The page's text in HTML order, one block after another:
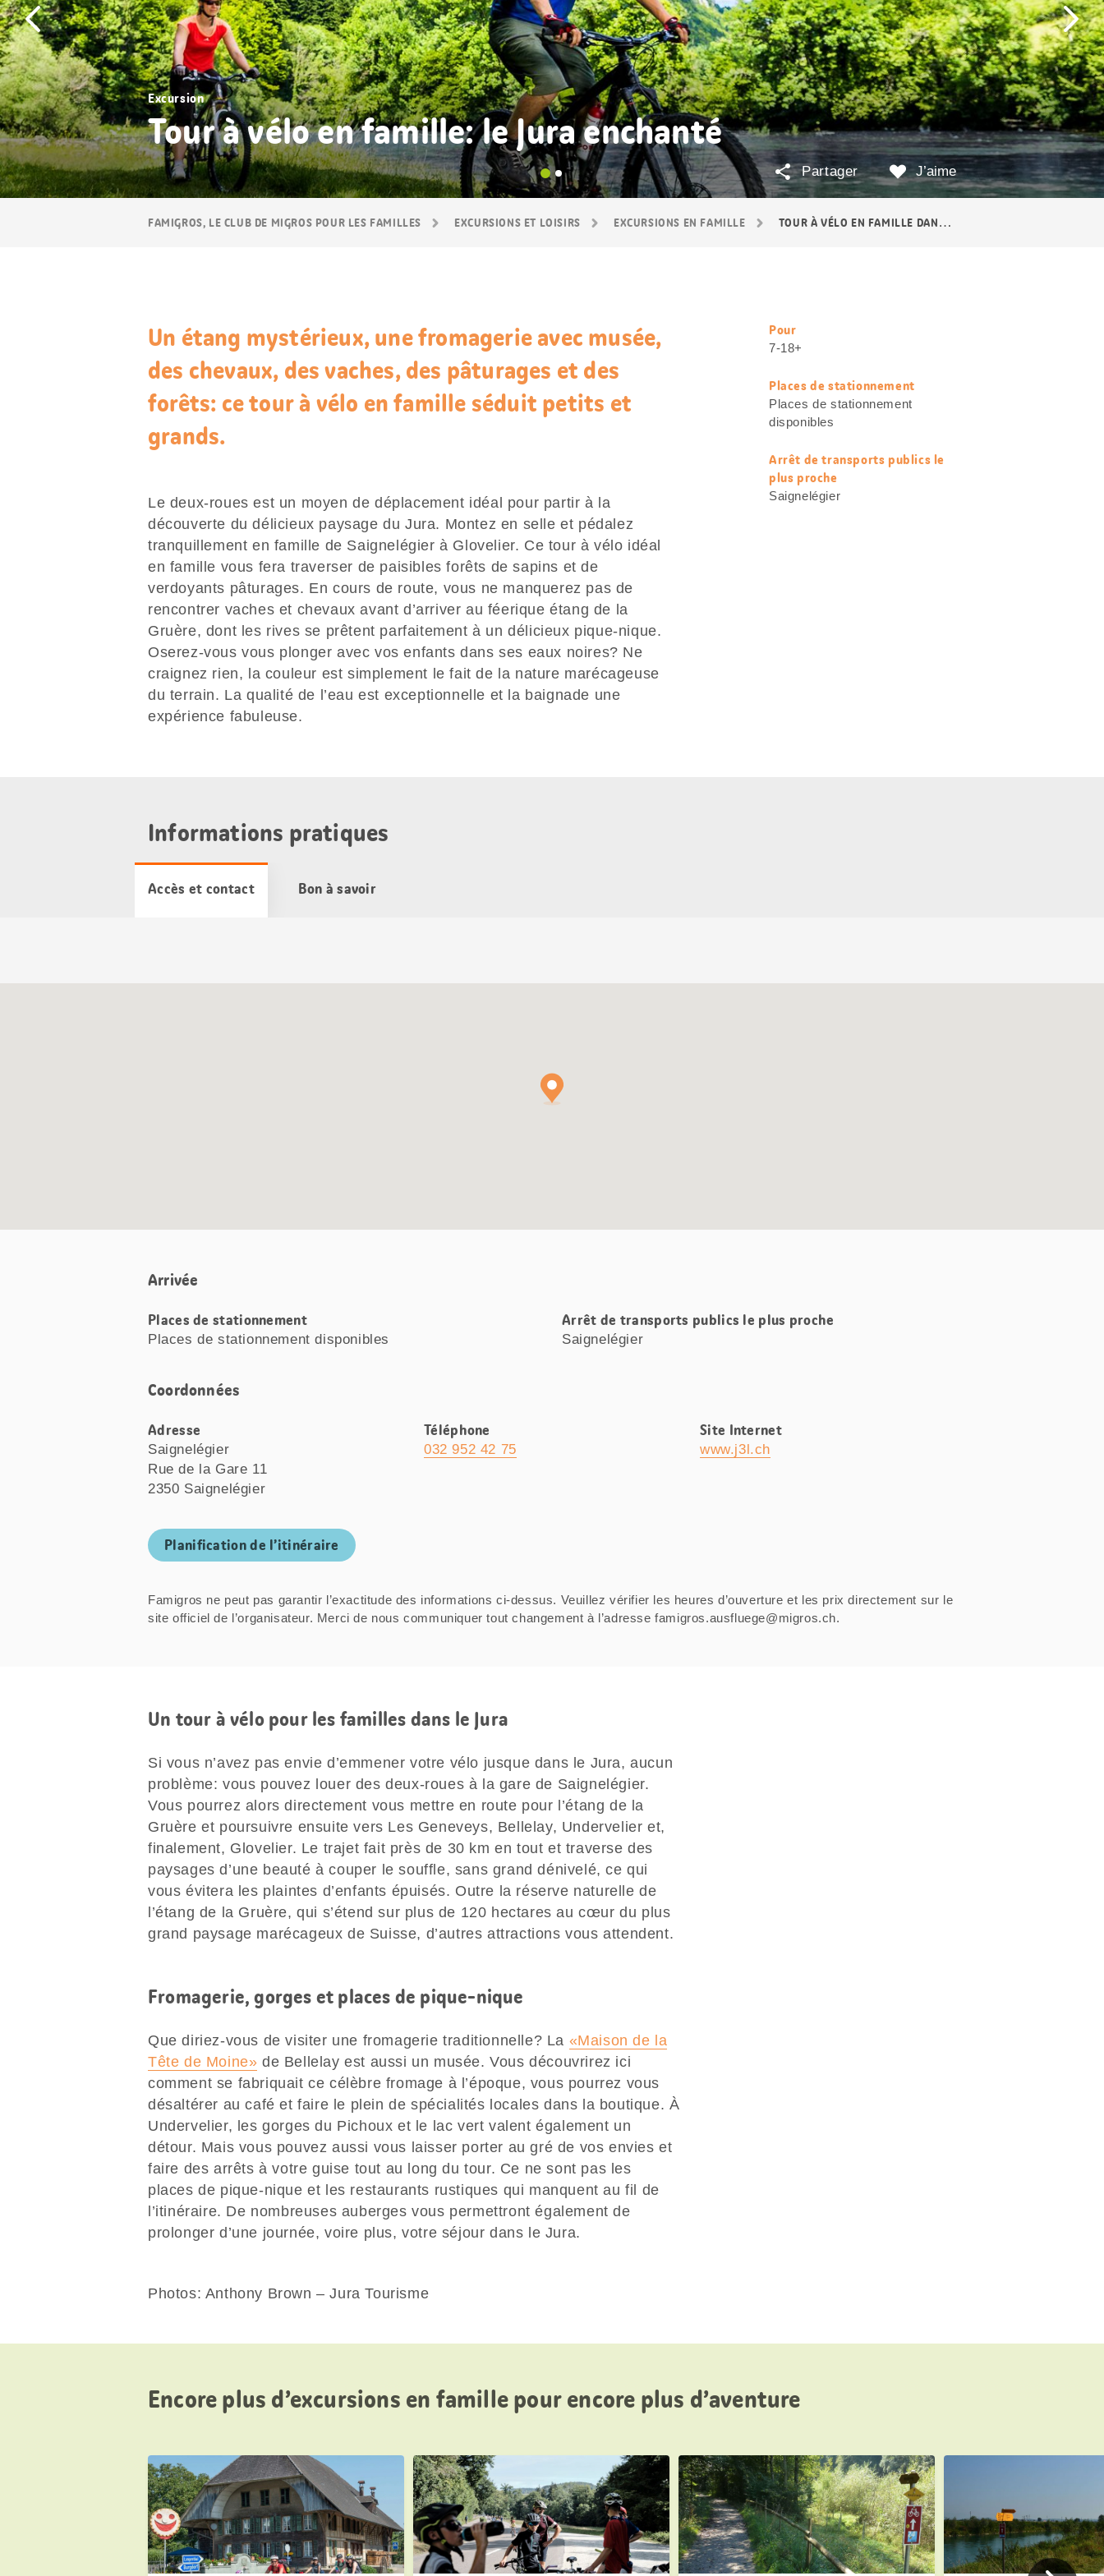
FAMIGROS, LE CLUB DE MIGROS POUR LES FAMILLES EXCURSIONS ET LOISIRS EXCURSIONS EN FAMILLE TOUR À VÉLO EN FAMILLE DANS LE JURA
Excursion
Tour à vélo en famille: le Jura enchanté
J’aime
Partager
Un étang mystérieux, une fromagerie avec musée,
des chevaux, des vaches, des pâturages et des
forêts: ce tour à vélo en famille séduit petits et
grands.
Le deux-roues est un moyen de déplacement idéal pour partir à la
découverte du délicieux paysage du Jura. Montez en selle et pédalez
tranquillement en famille de Saignelégier à Glovelier. Ce tour à vélo idéal
en famille vous fera traverser de paisibles forêts de sapins et de
verdoyants pâturages. En cours de route, vous ne manquerez pas de
rencontrer vaches et chevaux avant d’arriver au féerique étang de la
Gruère, dont les rives se prêtent parfaitement à un délicieux pique-nique.
Oserez-vous vous plonger avec vos enfants dans ses eaux noires? Ne
craignez rien, la couleur est simplement le fait de la nature marécageuse
du terrain. La qualité de l’eau est exceptionnelle et la baignade une
expérience fabuleuse.
Informations
utiles
Pour
7-18+
Places de stationnement
Places de stationnement
disponibles
Arrêt de transports publics le
plus proche
Saignelégier
Informations pratiques
Accès et contact Bon à savoir
Arrivée
Places de stationnement
Places de stationnement disponibles
Arrêt de transports publics le plus proche
Saignelégier
Coordonnées
Adresse
Saignelégier
Rue de la Gare 11
2350 Saignelégier
Téléphone
032 952 42 75
Site Internet
www.j3l.ch
Planification de l’itinéraire
Famigros ne peut pas garantir l’exactitude des informations ci-dessus. Veuillez vérifier les heures d’ouverture et les prix directement sur le
site officiel de l’organisateur. Merci de nous communiquer tout changement à l’adresse famigros.ausfluege@migros.ch.
Un tour à vélo pour les familles dans le Jura
Si vous n’avez pas envie d’emmener votre vélo jusque dans le Jura, aucun
problème: vous pouvez louer des deux-roues à la gare de Saignelégier.
Vous pourrez alors directement vous mettre en route pour l’étang de la
Gruère et poursuivre ensuite vers Les Geneveys, Bellelay, Undervelier et,
finalement, Glovelier. Le trajet fait près de 30 km en tout et traverse des
paysages d’une beauté à couper le souffle, sans grand dénivelé, ce qui
vous évitera les plaintes d’enfants épuisés. Outre la réserve naturelle de
l’étang de la Gruère, qui s’étend sur plus de 120 hectares au cœur du plus
grand paysage marécageux de Suisse, d’autres attractions vous attendent.
Fromagerie, gorges et places de pique-nique
Que diriez-vous de visiter une fromagerie traditionnelle? La «Maison de la
Tête de Moine» de Bellelay est aussi un musée. Vous découvrirez ici
comment se fabriquait ce célèbre fromage à l’époque, vous pourrez vous
désaltérer au café et faire le plein de spécialités locales dans la boutique. À
Undervelier, les gorges du Pichoux et le lac vert valent également un
détour. Mais vous pouvez aussi vous laisser porter au gré de vos envies et
faire des arrêts à votre guise tout au long du tour. Ce ne sont pas les
places de pique-nique et les restaurants rustiques qui manquent au fil de
l’itinéraire. De nombreuses auberges vous permettront également de
prolonger d’une journée, voire plus, votre séjour dans le Jura.
Photos: Anthony Brown – Jura Tourisme
Encore plus d’excursions en famille pour encore plus d’aventure